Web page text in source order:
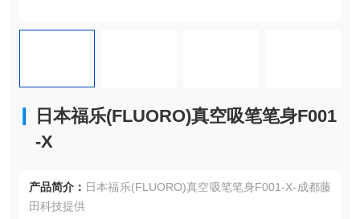
日本福乐(FLUORO)真空吸笔笔身F001
-X
产品简介： 日本福乐(FLUORO)真空吸笔笔身F001-X-成都藤
田科技提供